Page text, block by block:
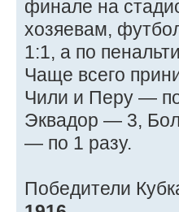
финале на
хозяевам,
1:1, а по
Чаще всего
Чили и Перу —
Эквадор — 3,
— по 1 разу.
Победители